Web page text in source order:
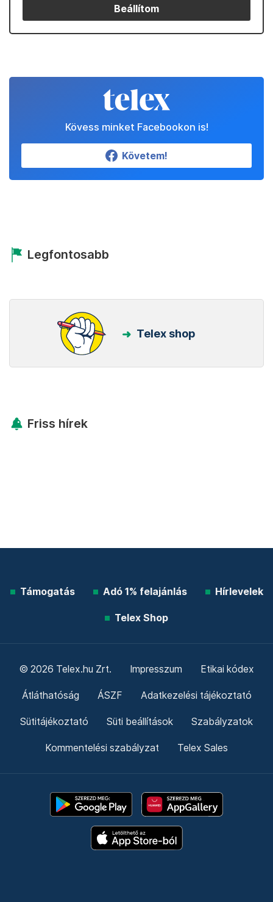
Beállítom
Kövess minket Facebookon is!
Követem!
Legfontosabb
Telex shop
Friss hírek
Támogatás Adó 1% felajánlás Hírlevelek
Telex Shop
© 2026 Telex.hu Zrt. Impresszum Etikai kódex
Átláthatóság ÁSZF Adatkezelési tájékoztató
Sütitájékoztató Süti beállítások Szabályzatok
Kommentelési szabályzat Telex Sales